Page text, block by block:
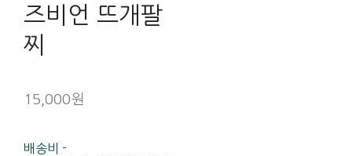
즈비언 뜨개팔
찌
15,000원
배송비-